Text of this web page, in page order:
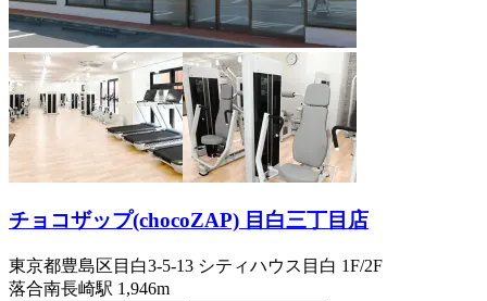
チョコザップ(chocoZAP) 目白三丁目店
東京都豊島区目白3-5-13 シティハウス目白 1F/2F
落合南長崎駅 1,946m